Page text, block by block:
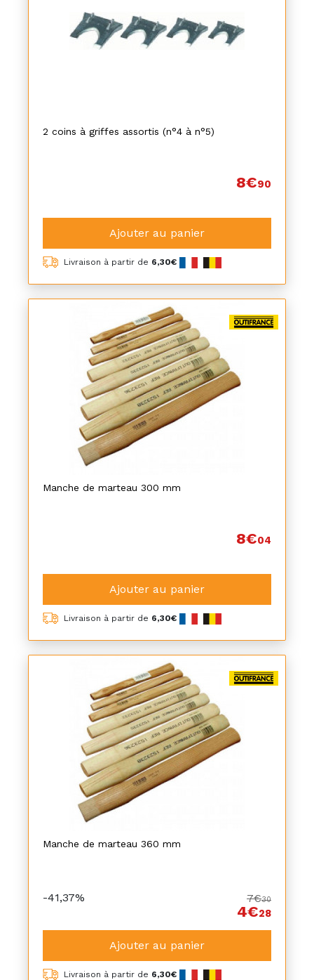
2 coins à griffes assortis (n°4 à n°5)
8€90
Ajouter au panier
Livraison à partir de 6,30€
Manche de marteau 300 mm
8€04
Ajouter au panier
Livraison à partir de 6,30€
Manche de marteau 360 mm
-41,37% 7€30
4€28
Ajouter au panier
Livraison à partir de 6,30€